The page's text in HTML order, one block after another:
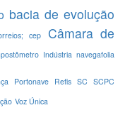
bacia de evolução
cep
Câmara de
Indústria navegafolia
Portonave Refis SC SCPC
Voz Única